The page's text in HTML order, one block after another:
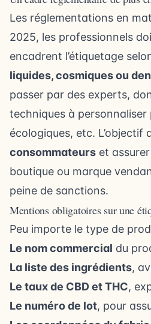
Les réglementations en
2025, les professionnels
encadrent l’étiquetage
liquides, cosmiques ou
passer par des experts,
techniques à
écologiques, etc.
consommateurs et
boutique ou marque
peine de sanctions.
Mentions obligatoires sur une
Peu importe le type de
Le nom commercial du
La liste des ingrédients,
Le taux de CBD et THC,
Le numéro de lot, pour